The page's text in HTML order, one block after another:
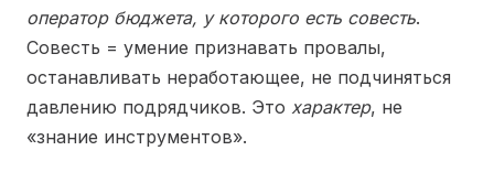
оператор бюджета, у которого есть совесть.
Совесть = умение признавать провалы,
останавливать неработающее, не подчиняться
давлению подрядчиков. Это характер, не
«знание инструментов».